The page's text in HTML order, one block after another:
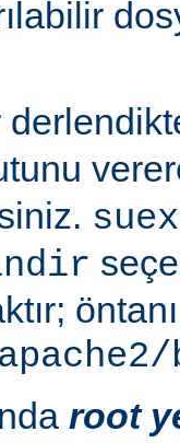
root